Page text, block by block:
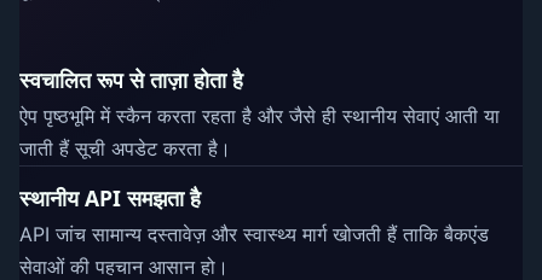
स्वचालित रूप से ताज़ा होता है
ऐप पृष्ठभूमि में स्कैन करता रहता है और जैसे ही स्थानीय सेवाएं आती या
जाती हैं सूची अपडेट करता है।
स्थानीय API समझता है
API जांच सामान्य दस्तावेज़ और स्वास्थ्य मार्ग खोजती हैं ताकि बैकएंड
सेवाओं की पहचान आसान हो।